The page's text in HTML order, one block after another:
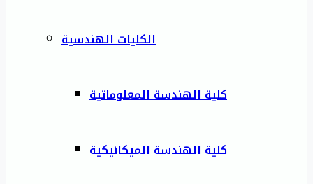
الكليات الهندسية
كلية الهندسة المعلوماتية
كلية الهندسة الميكانيكية